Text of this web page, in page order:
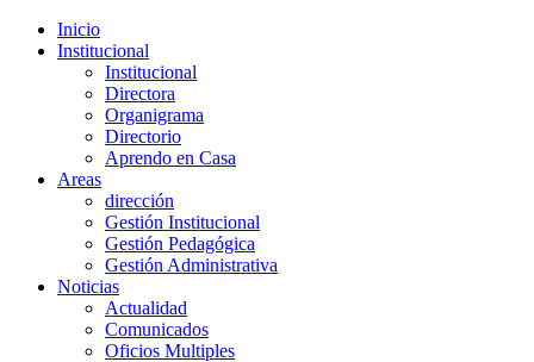
Inicio
Institucional
Institucional
Directora
Organigrama
Directorio
Aprendo en Casa
Areas
dirección
Gestión Institucional
Gestión Pedagógica
Gestión Administrativa
Noticias
Actualidad
Comunicados
Oficios Multiples